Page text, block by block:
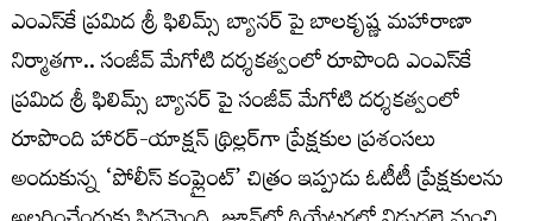
ఎంఎస్‌కే ప్రమిద శ్రీ ఫిలిమ్స్ బ్యానర్ పై బాలకృష్ణ మహారాణా
నిర్మాతగా.. సంజీవ్ మేగోటి దర్శకత్వంలో రూపొంది ఎంఎస్‌కే
ప్రమిద శ్రీ ఫిలిమ్స్ బ్యానర్ పై సంజీవ్ మేగోటి దర్శకత్వంలో
రూపొంది హారర్-యాక్షన్ థ్రిల్లర్‌గా ప్రేక్షకుల ప్రశంసలు
అందుకున్న ‘పోలీస్ కంప్లైంట్’ చిత్రం ఇప్పుడు ఓటీటీ ప్రేక్షకులను